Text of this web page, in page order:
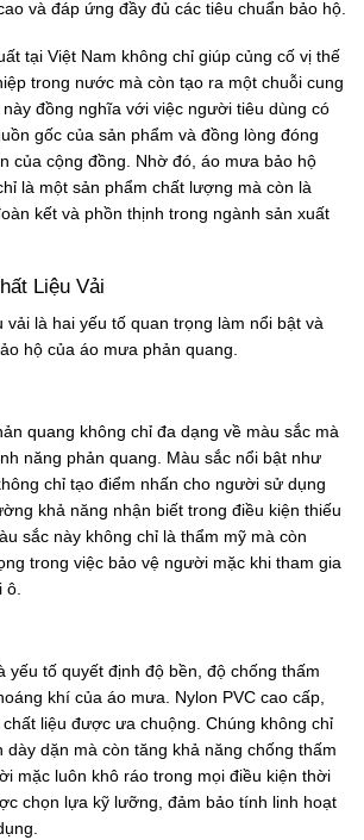
và đáp ứng đầy đủ các tiêu chuẩn bảo hộ.
tại Việt Nam không chỉ giúp củng cố vị thế
trong nước mà còn tạo ra một chuỗi cung
đồng nghĩa với việc người tiêu dùng có
gốc của sản phẩm và đồng lòng đóng
của cộng đồng. Nhờ đó, áo mưa bảo hộ
là một sản phẩm chất lượng mà còn là
kết và phồn thịnh trong ngành sản xuất
Liệu Vải
vải là hai yếu tố quan trọng làm nổi bật và
hộ của áo mưa phản quang.
quang không chỉ đa dạng về màu sắc mà
năng phản quang. Màu sắc nổi bật như
chỉ tạo điểm nhấn cho người sử dụng
khả năng nhận biết trong điều kiện thiếu
sắc này không chỉ là thẩm mỹ mà còn
trong việc bảo vệ người mặc khi tham gia
yếu tố quyết định độ bền, độ chống thấm
khí của áo mưa. Nylon PVC cao cấp,
chất liệu được ưa chuộng. Chúng không chỉ
dặn mà còn tăng khả năng chống thấm
mặc luôn khô ráo trong mọi điều kiện thời
chọn lựa kỹ lưỡng, đảm bảo tính linh hoạt